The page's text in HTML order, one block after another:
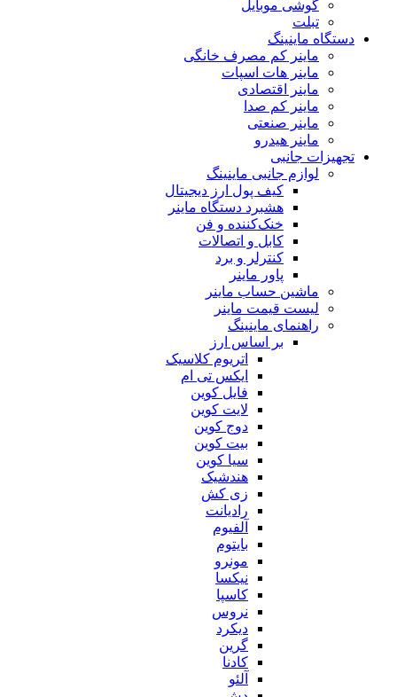
گوشی موبایل
تبلت
دستگاه ماینینگ
ماینر کم مصرف خانگی
ماینر هات اسپات
ماینر اقتصادی
ماینر کم‌ صدا
ماینر صنعتی
ماینر هیدرو
تجهیزات جانبی
لوازم جانبی ماینینگ
کیف پول ارز دیجیتال
هشبرد دستگاه ماینر
خنک‌کننده و فن
کابل و اتصالات
کنترلر و برد
پاور ماینر
ماشین حساب ماینر
لیست قیمت ماینر
راهنمای ماینینگ
بر اساس ارز
اتریوم کلاسیک
ایکس تی ام
فایل کوین
لایت کوین
دوج کوین
بیت کوین
سیا کوین
هندشیک
زی کش
رادیانت
آلفیوم
بایتوم
مونرو
نیکسا
کاسپا
نروس
دیکرد
گرین
کادنا
آلئو